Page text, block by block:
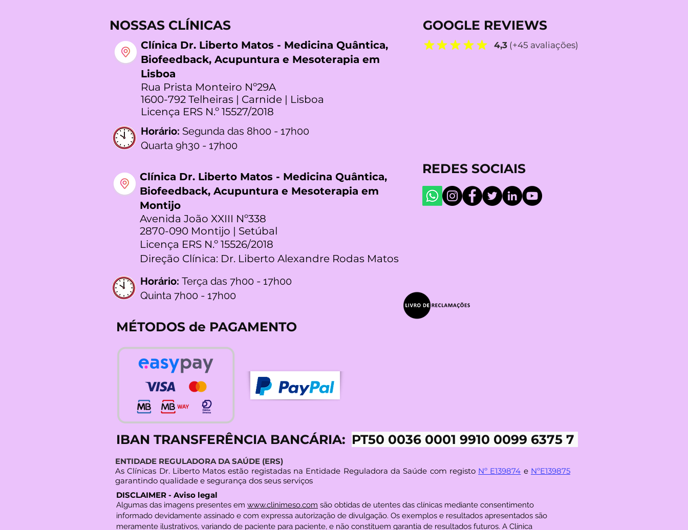
NOSSAS CLÍNICAS
Clínica Dr. Liberto Matos - Medicina Quântica,
Biofeedback, Acupuntura e Mesoterapia em
Lisboa
Rua Prista Monteiro Nº29A
1600-792 Telheiras | Carnide | Lisboa
Licença ERS N.º 15527/2018
GOOGLE REVIEWS
4,3 (+45 avaliações)
Horário: Segunda das 8h00 - 17h00
Quarta 9h30 - 17h00
Clínica Dr. Liberto Matos - Medicina Quântica,
Biofeedback, Acupuntura e Mesoterapia em
Montijo
Avenida João XXIII Nº338
2870-090 Montijo | Setúbal
Licença ERS N.º 15526/2018
Direção Clínica: Dr. Liberto Alexandre Rodas Matos
REDES SOCIAIS
Horário: Terça das 7h00 - 17h00
Quinta 7h00 - 17h00
MÉTODOS de PAGAMENTO
IBAN TRANSFERÊNCIA BANCÁRIA: PT50 0036 0001 9910 0099 6375 7
ENTIDADE REGULADORA DA SAÚDE (ERS)
As Clínicas Dr. Liberto Matos estão registadas na Entidade Reguladora da Saúde com registo Nº E139874 e NºE139875
garantindo qualidade e segurança dos seus serviços
DISCLAIMER - Aviso legal
Algumas das imagens presentes em www.clinimeso.com são obtidas de utentes das clínicas mediante consentimento
informado devidamente assinado e com expressa autorização de divulgação. Os exemplos e resultados apresentados são
meramente ilustrativos, variando de paciente para paciente, e não constituem garantia de resultados futuros. A Clínica